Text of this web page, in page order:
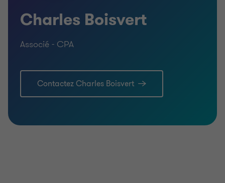
Charles Boisvert
Associé - CPA
Contactez Charles Boisvert